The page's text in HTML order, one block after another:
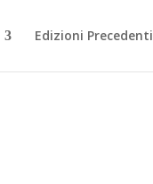
Edizioni Precedenti